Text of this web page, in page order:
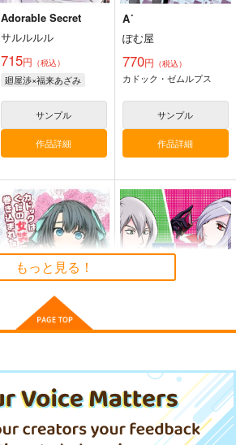
カート
Adorable Secret
サルルルル
715円 （税込）
廻屋渉×福来あざみ
サンプル
作品詳細
A´
ぽむ屋
770円 （税込）
カドック・ゼムルプス
サンプル
作品詳細
に巻き込まれたくない
ぽむ屋
カドック・ゼムルプス
600円（税込）
イース
もっと見る！